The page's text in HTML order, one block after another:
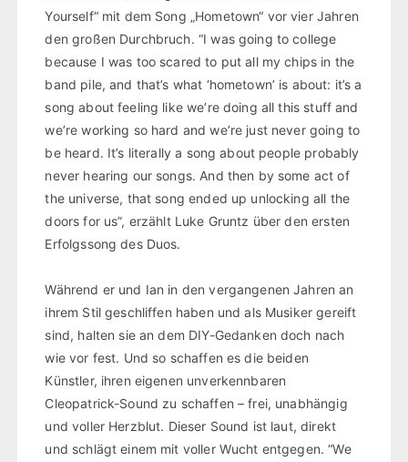
Yourself“ mit dem Song „Hometown“ vor vier Jahren
den großen Durchbruch. “I was going to college
because I was too scared to put all my chips in the
band pile, and that’s what ‘hometown’ is about: it’s a
song about feeling like we’re doing all this stuff and
we’re working so hard and we’re just never going to
be heard. It’s literally a song about people probably
never hearing our songs. And then by some act of
the universe, that song ended up unlocking all the
doors for us”, erzählt Luke Gruntz über den ersten
Erfolgssong des Duos.
Während er und Ian in den vergangenen Jahren an
ihrem Stil geschliffen haben und als Musiker gereift
sind, halten sie an dem DIY-Gedanken doch nach
wie vor fest. Und so schaffen es die beiden
Künstler, ihren eigenen unverkennbaren
Cleopatrick-Sound zu schaffen – frei, unabhängig
und voller Herzblut. Dieser Sound ist laut, direkt
und schlägt einem mit voller Wucht entgegen. “We